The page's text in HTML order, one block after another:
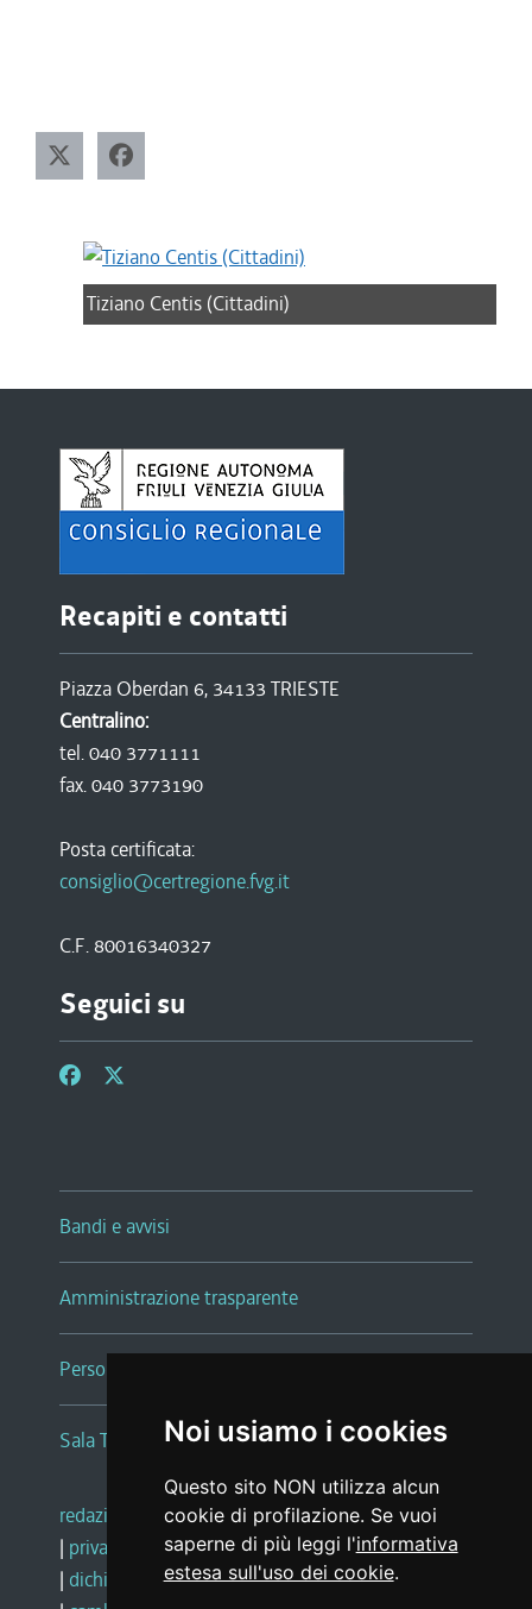
Noi usiamo i cookies
Questo sito NON utilizza alcun
cookie di profilazione. Se vuoi
saperne di più leggi l'informativa
estesa sull'uso dei cookie.
Tiziano Centis (Cittadini)
Recapiti e contatti
Piazza Oberdan 6, 34133 TRIESTE
Centralino:
tel. 040 3771111
fax. 040 3773190
Posta certificata:
consiglio@certregione.fvg.it
C.F. 80016340327
Seguici su
Bandi e avvisi
Amministrazione trasparente
Persone e Uffici
Sala Tiziano Tessitori
redazione web |note legali |glossario
| privacy
social media policy
| dichiarazione di accessibilità |feedback